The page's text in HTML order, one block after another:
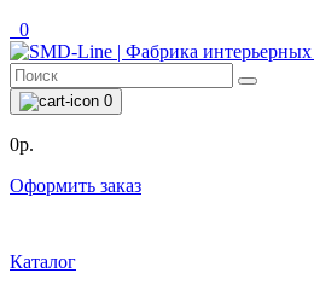
0
0
0р.
Оформить заказ
Каталог